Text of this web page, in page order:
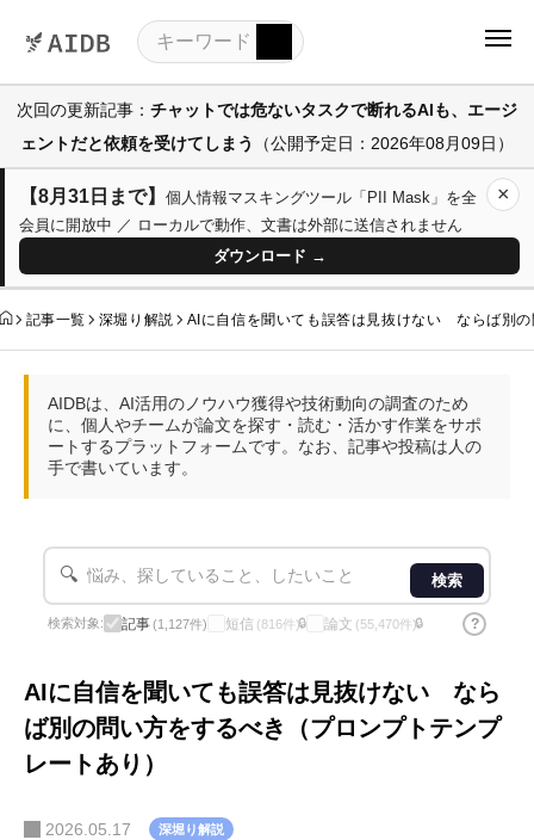
次回の更新記事： チャットでは危ないタスクで断れるAIも、エージ
ェントだと依頼を受けてしまう
（公開予定日：2026年08月09日）
【8月31日まで】 個人情報マスキングツール「PII Mask」を全
会員に開放中 ／ ローカルで動作、文書は外部に送信されません
ダウンロード →
×
記事一覧 深堀り解説 AIに自信を聞いても誤答は見抜けない ならば別
AIDBは、AI活用のノウハウ獲得や技術動向の調査のため
に、個人やチームが論文を探す・読む・活かす作業をサポ
ートするプラットフォームです。なお、記事や投稿は人の
手で書いています。
🔍 検索
検索対象: 記事(1,127件) 短信 (816件)🔒 論文 (55,470件)🔒 ?
AIに自信を聞いても誤答は見抜けない なら
ば別の問い方をするべき（プロンプトテンプ
レートあり）
2026.05.17 深堀り解説